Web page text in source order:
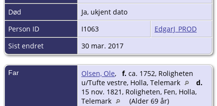
Død
Ja, ukjent dato
Person ID
I1063
EdgarJ_PROD
Sist endret
30 mar. 2017
Far Olsen, Ole, f. ca. 1752, Roligheten
u/Tufte vestre, Holla, Telemark
d.
15 nov. 1821, Roligheten, Fen, Holla,
Telemark
(Alder 69 år)